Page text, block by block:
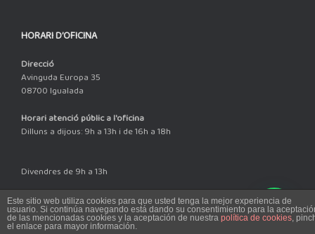
HORARI D’OFICINA
Direcció
Avinguda Europa 35
08700 Igualada
Horari atenció públic a l'oficina
Dilluns a dijous: 9h a 13h i de 16h a 18h
Divendres de 9h a 13h
Theme bySiteOrigin
Este sitio web utiliza cookies para que usted tenga la mejor experiencia de
usuario. Si continúa navegando está dando su consentimiento para la
de las mencionadas cookies y la aceptación de nuestra política de cookies,
el enlace para mayor información.